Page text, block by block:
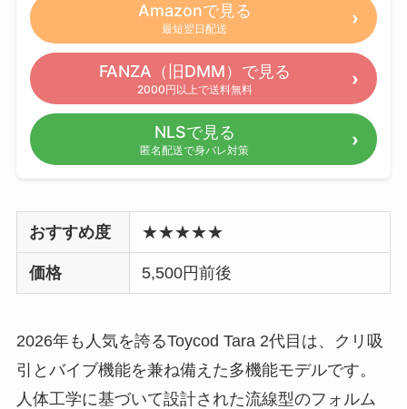
Amazonで見る
最短翌日配送
FANZA（旧DMM）で見る
2000円以上で送料無料
NLSで見る
匿名配送で身バレ対策
おすすめ度 ★★★★★
価格 5,500円前後
2026年も人気を誇るToycod Tara 2代目は、クリ吸
引とバイブ機能を兼ね備えた多機能モデルです。
人体工学に基づいて設計された流線型のフォルム